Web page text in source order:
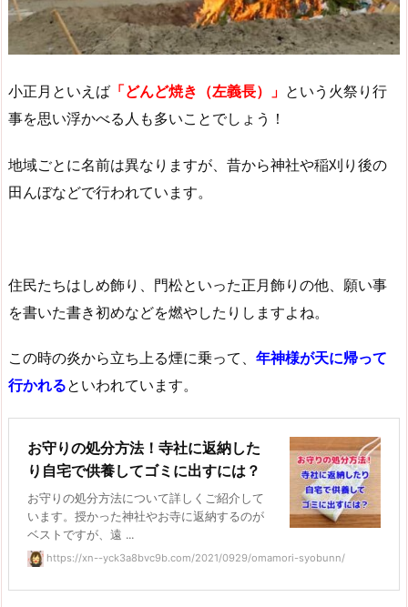
小正月といえば 「どんど焼き（左義長）」 という火祭り行
事を思い浮かべる人も多いことでしょう！
地域ごとに名前は異なりますが、昔から神社や稲刈り後の
田んぼなどで行われています。
住民たちはしめ飾り、門松といった正月飾りの他、願い事
を書いた書き初めなどを燃やしたりしますよね。
この時の炎から立ち上る煙に乗って、 年神様が天に帰って
行かれるといわれています。
お守りの処分方法！寺社に返納した
り自宅で供養してゴミに出すには？
お守りの処分方法について詳しくご紹介して
います。授かった神社やお寺に返納するのが
ベストですが、遠 ...
https://xn--yck3a8bvc9b.com/2021/0929/omamori-syobunn/